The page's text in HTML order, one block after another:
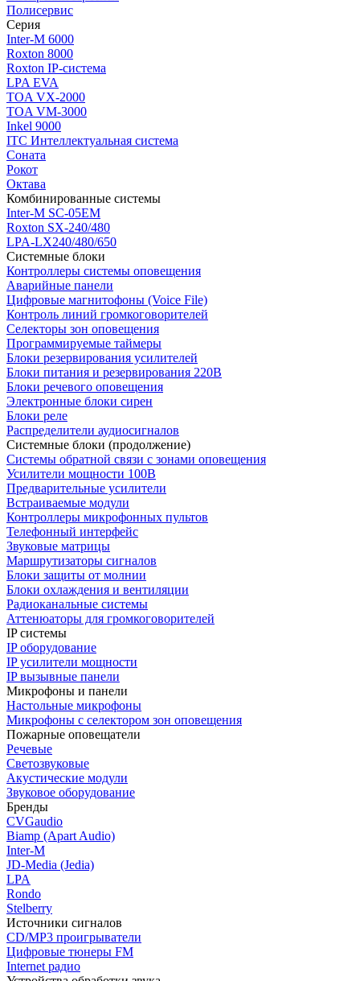
Полисервис
Серия
Inter-M 6000
Roxton 8000
Roxton IP-система
LPA EVA
TOA VX-2000
TOA VM-3000
Inkel 9000
ITC Интеллектуальная система
Соната
Рокот
Октава
Комбинированные системы
Inter-M SC-05EM
Roxton SX-240/480
LPA-LX240/480/650
Системные блоки
Контроллеры системы оповещения
Аварийные панели
Цифровые магнитофоны (Voice File)
Контроль линий громкоговорителей
Селекторы зон оповещения
Программируемые таймеры
Блоки резервирования усилителей
Блоки питания и резервирования 220В
Блоки речевого оповещения
Электронные блоки сирен
Блоки реле
Распределители аудиосигналов
Системные блоки (продолжение)
Системы обратной связи с зонами оповещения
Усилители мощности 100В
Предварительные усилители
Встраиваемые модули
Контроллеры микрофонных пультов
Телефонный интерфейс
Звуковые матрицы
Маршрутизаторы сигналов
Блоки защиты от молнии
Блоки охлаждения и вентиляции
Радиоканальные системы
Аттенюаторы для громкоговорителей
IP системы
IP оборудование
IP усилители мощности
IP вызывные панели
Микрофоны и панели
Настольные микрофоны
Микрофоны с селектором зон оповещения
Пожарные оповещатели
Речевые
Светозвуковые
Акустические модули
Звуковое оборудование
Бренды
CVGaudio
Biamp (Apart Audio)
Inter-M
JD-Media (Jedia)
LPA
Rondo
Stelberry
Источники сигналов
CD/MP3 проигрыватели
Цифровые тюнеры FM
Internet радио